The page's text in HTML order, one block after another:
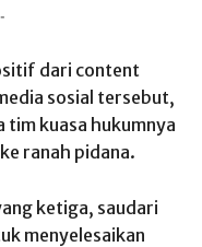
dari content
sosial tersebut,
tim kuasa hukumnya
ranah pidana.
ketiga, saudari
menyelesaikan